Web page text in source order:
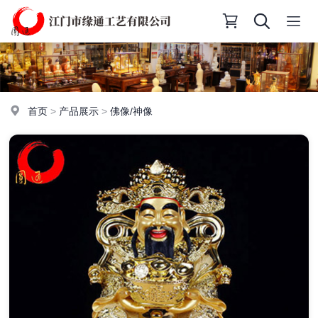
首页 > 产品展示 >佛像/神像